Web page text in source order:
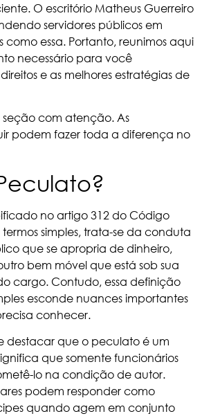
O escritório Matheus Guerreiro
servidores públicos em
como essa. Portanto, reunimos aqui
necessário para você
e as melhores estratégias de
com atenção. As
podem fazer toda a diferença no
noartigo 312 do Código
termos simples, trata-se da conduta
que se apropria de dinheiro,
bem móvel que está sob sua
cargo. Contudo, essa definição
esconde nuances importantes
conhecer.
destacar que o peculato é um
que somente funcionários
lo na condição de autor.
podem responder como
quando agem em conjunto